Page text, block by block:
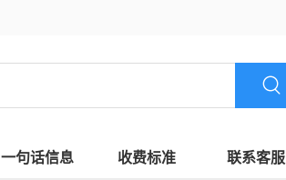
一句话信息 收费标准 联系客服